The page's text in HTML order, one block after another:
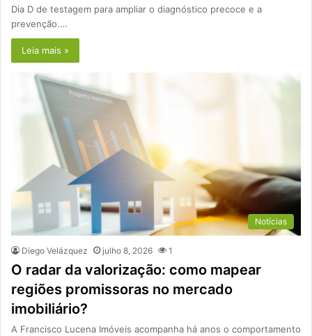
Dia D de testagem para ampliar o diagnóstico precoce e a
prevenção.…
Leia mais »
Notícias
Diego Velázquez julho 8, 2026 1
O radar da valorização: como mapear
regiões promissoras no mercado
imobiliário?
A Francisco Lucena Imóveis acompanha há anos o comportamento